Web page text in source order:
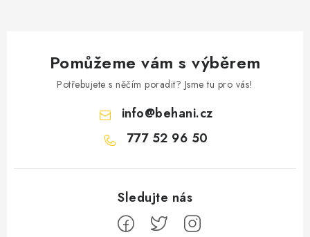
Pomůžeme vám s výběrem
Potřebujete s něčím poradit? Jsme tu pro vás!
info@behani.cz
777 52 96 50